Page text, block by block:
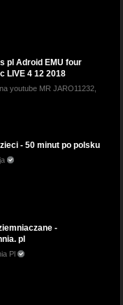
pl Adroid EMU four
LIVE 4 12 2018
youtube MR JARO11232,
- 50 minut po polsku
-
pl
Pl